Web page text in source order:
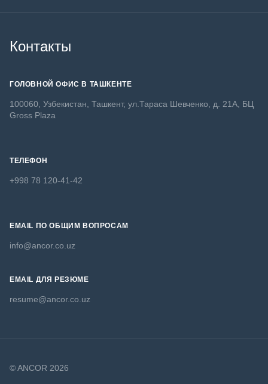
Контакты
ГОЛОВНОЙ ОФИС В ТАШКЕНТЕ
100060, Узбекистан, Ташкент, ул.Тараса Шевченко, д. 21А, БЦ
Gross Plaza
ТЕЛЕФОН
+998 78 120-41-42
EMAIL ПО ОБЩИМ ВОПРОСАМ
info@ancor.co.uz
EMAIL ДЛЯ РЕЗЮМЕ
resume@ancor.co.uz
© ANCOR 2026